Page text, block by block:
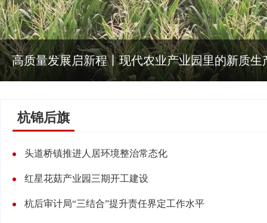
高质量发展启新程丨现代农业产业园里的新质生
杭锦后旗
头道桥镇推进人居环境整治常态化
红星花菇产业园三期开工建设
杭后审计局“三结合”提升责任界定工作水平